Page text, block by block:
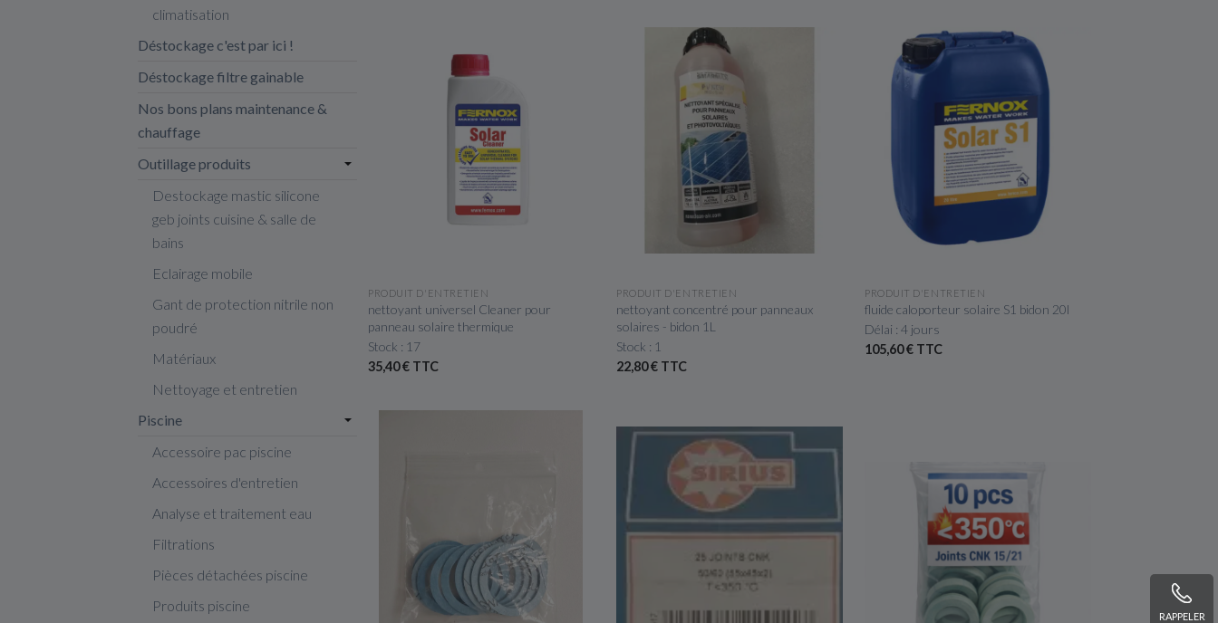
RAPPELER
climatisation
Déstockage c'est par ici !
Déstockage filtre gainable
Nos bons plans maintenance &
chauffage
Outillage produits
Destockage mastic silicone
geb joints cuisine & salle de
bains
Eclairage mobile
Gant de protection nitrile non
poudré
Matériaux
Nettoyage et entretien
Piscine
Accessoire pac piscine
Accessoires d'entretien
Analyse et traitement eau
Filtrations
Pièces détachées piscine
Produits piscine
APERÇU RAPIDE
PRODUIT D'ENTRETIEN
nettoyant universel Cleaner pour
panneau solaire thermique
Stock : 17
35,40 € TTC
APERÇU RAPIDE
PRODUIT D'ENTRETIEN
nettoyant concentré pour panneaux
solaires - bidon 1L
Stock : 1
22,80 € TTC
APERÇU RAPIDE
PRODUIT D'ENTRETIEN
fluide caloporteur solaire S1 bidon 20l
Délai : 4 jours
105,60 € TTC